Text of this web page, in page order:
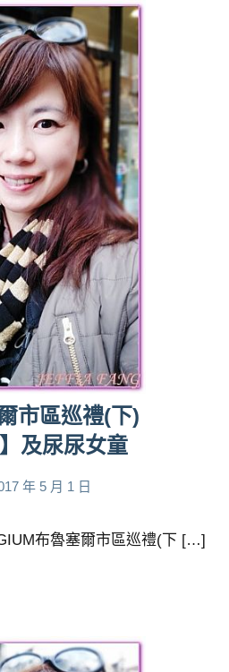
市區巡禮(下)
及尿尿女童
年 5 月 1 日
布魯塞爾市區巡禮(下 […]